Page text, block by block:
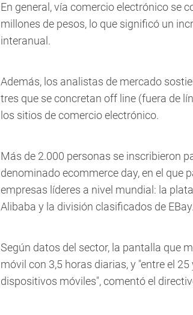
En general, vía comercio electrónico se
millones de pesos, lo que significó un
interanual.
Además, los analistas de mercado
tres que se concretan off line (fuera de
los sitios de comercio electrónico.
Más de 2.000 personas se inscribieron
denominado ecommerce day, en el que
empresas líderes a nivel mundial: la
Alibaba y la división clasificados de EBay.
Según datos del sector, la pantalla que
móvil con 3,5 horas diarias, y "entre el
dispositivos móviles", comentó el